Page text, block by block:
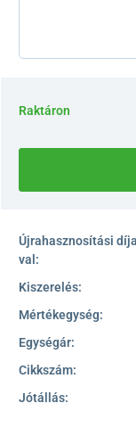
Raktáron
Újrahasznosítási
val:
Kiszerelés:
Mértékegység:
Egységár:
Cikkszám:
Jótállás: